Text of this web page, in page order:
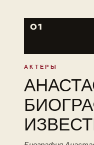
01
АКТЕРЫ